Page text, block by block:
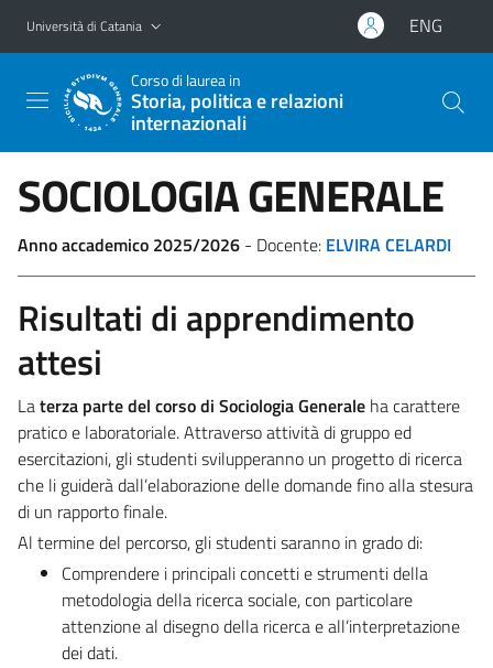
Vai al contenuto principale
Vai al menu di navigazione
Università di Catania ENG
Corso di laurea in
Storia, politica e relazioni
internazionali
SOCIOLOGIA GENERALE
Anno accademico 2025/2026 - Docente: ELVIRA CELARDI
Risultati di apprendimento
attesi
Laterza parte del corso di Sociologia Generale ha carattere
pratico e laboratoriale. Attraverso attività di gruppo ed
esercitazioni, gli studenti svilupperanno un progetto di ricerca
che li guiderà dall’elaborazione delle domande fino alla stesura
di un rapporto finale.
Al termine del percorso, gli studenti saranno in grado di:
Comprendere i principali concetti e strumenti della
metodologia della ricerca sociale, con particolare
attenzione al disegno della ricerca e all’interpretazione
dei dati.